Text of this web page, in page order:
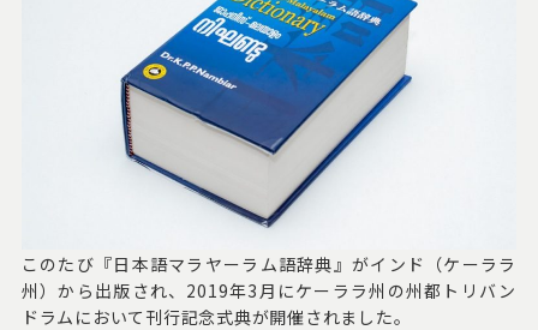
このたび『日本語マラヤーラム語辞典』がインド（ケーララ
州）から出版され、2019年3月にケーララ州の州都トリバン
ドラムにおいて刊行記念式典が開催されました。